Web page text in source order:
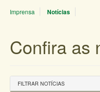
Imprensa Notícias
Confira as
FILTRAR NOTÍCIAS